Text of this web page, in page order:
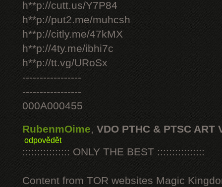
h**p://cutt.us/Y7P84
h**p://put2.me/muhcsh
h**p://citly.me/47kMX
h**p://4ty.me/ibhi7c
h**p://tt.vg/URoSx
-----------------
-----------------
000A000455
RubenmOime, VDO PTHC & PTSC ART
odpovědět
:::::::::::::::: ONLY THE BEST ::::::::::::::::
Content from TOR websites Magic